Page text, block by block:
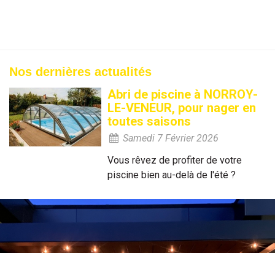
Nos dernières actualités
Abri de piscine à NORROY-
LE-VENEUR, pour nager en
toutes saisons
Samedi 7 Février 2026
Vous rêvez de profiter de votre
piscine bien au-delà de l'été ?